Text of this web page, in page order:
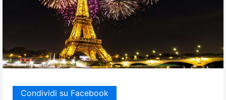
Condividi su Facebook